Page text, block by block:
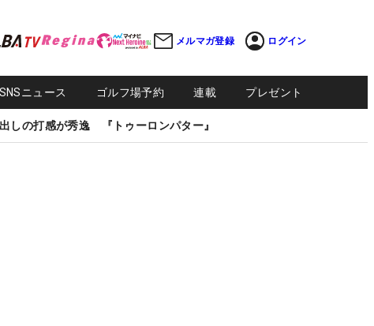
メルマガ登録 ログイン
SNSニュース ゴルフ場予約 連載 プレゼント
しの打感が秀逸 『トゥーロンパター』